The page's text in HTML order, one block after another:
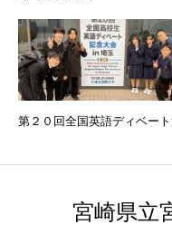
第２０回全国英語ディベー
宮崎県立